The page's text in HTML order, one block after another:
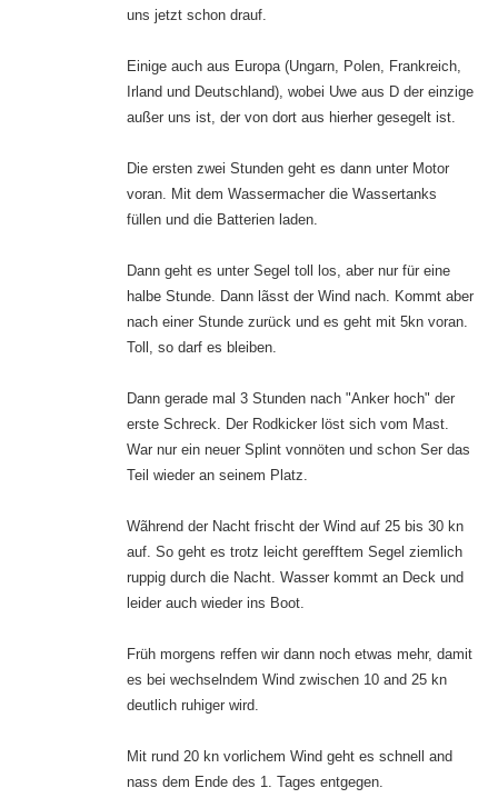
uns jetzt schon drauf.
Einige auch aus Europa (Ungarn, Polen, Frankreich,
Irland und Deutschland), wobei Uwe aus D der einzige
außer uns ist, der von dort aus hierher gesegelt ist.
Die ersten zwei Stunden geht es dann unter Motor
voran. Mit dem Wassermacher die Wassertanks
füllen und die Batterien laden.
Dann geht es unter Segel toll los, aber nur für eine
halbe Stunde. Dann lãsst der Wind nach. Kommt aber
nach einer Stunde zurück und es geht mit 5kn voran.
Toll, so darf es bleiben.
Dann gerade mal 3 Stunden nach "Anker hoch" der
erste Schreck. Der Rodkicker löst sich vom Mast.
War nur ein neuer Splint vonnöten und schon Ser das
Teil wieder an seinem Platz.
Wãhrend der Nacht frischt der Wind auf 25 bis 30 kn
auf. So geht es trotz leicht gerefftem Segel ziemlich
ruppig durch die Nacht. Wasser kommt an Deck und
leider auch wieder ins Boot.
Früh morgens reffen wir dann noch etwas mehr, damit
es bei wechselndem Wind zwischen 10 and 25 kn
deutlich ruhiger wird.
Mit rund 20 kn vorlichem Wind geht es schnell and
nass dem Ende des 1. Tages entgegen.